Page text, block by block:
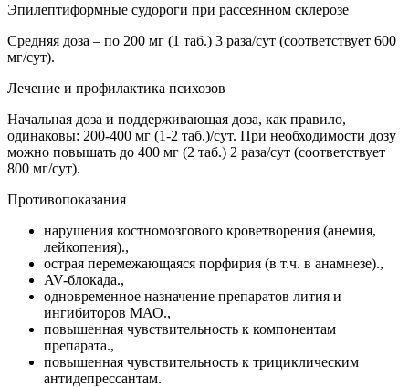
Эпилептиформные судороги при рассеянном склерозе
Средняя доза – по 200 мг (1 таб.) 3 раза/сут (соответствует 600
мг/сут).
Лечение и профилактика психозов
Начальная доза и поддерживающая доза, как правило,
одинаковы: 200-400 мг (1-2 таб.)/сут. При необходимости дозу
можно повышать до 400 мг (2 таб.) 2 раза/сут (соответствует
800 мг/сут).
Противопоказания
нарушения костномозгового кроветворения (анемия,
лейкопения).,
острая перемежающаяся порфирия (в т.ч. в анамнезе).,
AV-блокада.,
одновременное назначение препаратов лития и
ингибиторов МАО.,
повышенная чувствительность к компонентам
препарата.,
повышенная чувствительность к трициклическим
антидепрессантам.